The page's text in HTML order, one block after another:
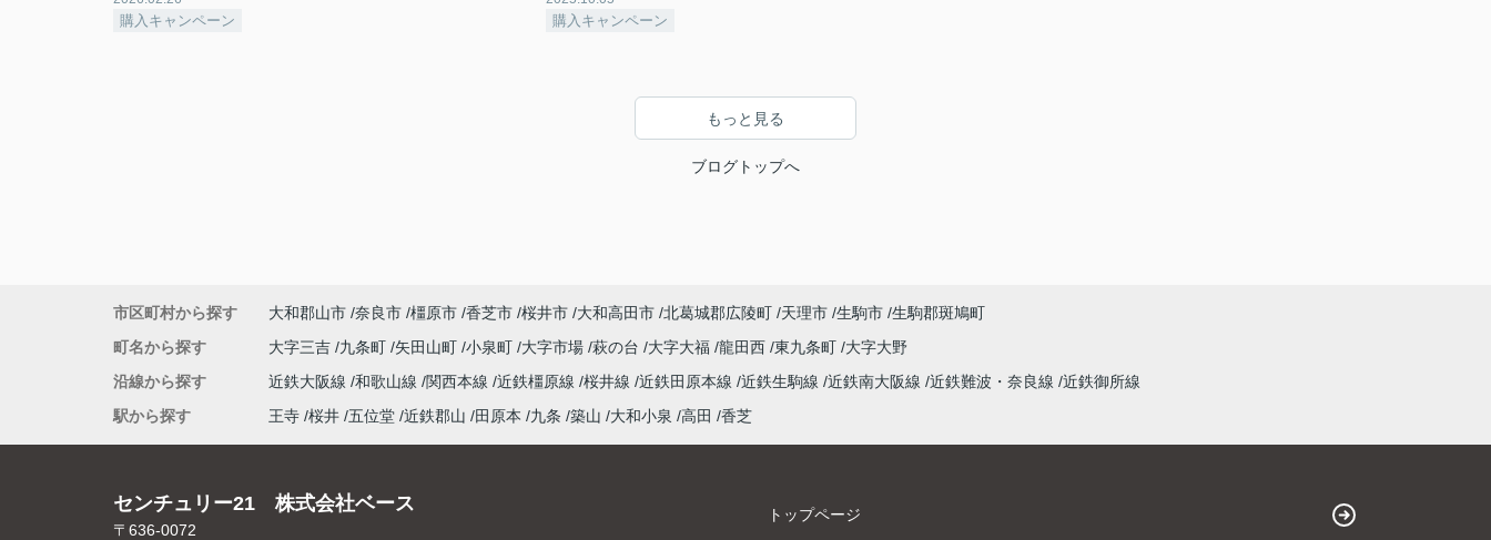
購入キャンペーン 購入キャンペーン
もっと見る
ブログトップへ
市区町村から探す 大和郡山市 奈良市 橿原市 香芝市 桜井市 大和高田市 北葛城郡広陵町 天理市 生駒市 生駒郡斑鳩町
町名から探す
大字三吉 九条町 矢田山町 小泉町 大字市場 萩の台 大字大福 龍田西 東九条町 大字大野
沿線から探す
近鉄大阪線 和歌山線 関西本線 近鉄橿原線 桜井線 近鉄田原本線 近鉄生駒線 近鉄南大阪線 近鉄難波・奈良線 近鉄御所線
駅から探す
王寺 桜井 五位堂 近鉄郡山 田原本 九条 築山 大和小泉 高田 香芝
センチュリー21 株式会社ベース
〒636-0072
トップページ